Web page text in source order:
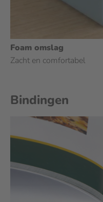
Foam omslag
Zacht en comfortabel
Bindingen